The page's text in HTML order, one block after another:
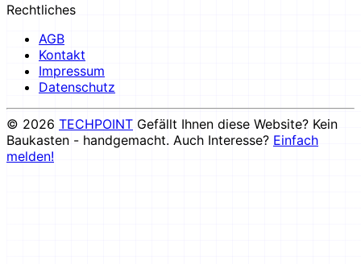
Rechtliches
AGB
Kontakt
Impressum
Datenschutz
© 2026 TECHPOINT Gefällt Ihnen diese Website? Kein
Baukasten - handgemacht. Auch Interesse? Einfach
melden!